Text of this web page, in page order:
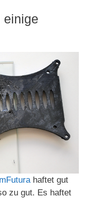
haftet gut
zu gut. Es haftet